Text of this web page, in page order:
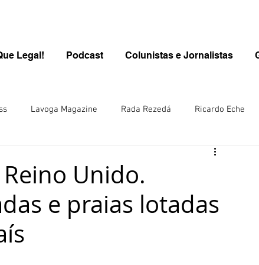
Legal! Podcast Colunistas e Jornalistas
Lavoga Magazine Rada Rezedá Ricardo Eche
Carolina Brasil
Rô Wolfl/Alemanha Juliana Steuernagel
Hill/ Singapura-Ásia
Unido.
e praias lotadas